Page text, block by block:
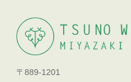
〒889-1201